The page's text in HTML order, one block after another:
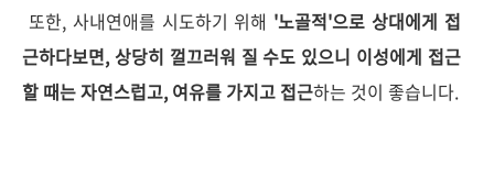
또한, 사내연애를 시도하기 위해 '노골적'으로 상대에게 접
근하다보면, 상당히 껄끄러워 질 수도 있으니 이성에게 접근
할 때는 자연스럽고, 여유를 가지고 접근하는 것이 좋습니다.